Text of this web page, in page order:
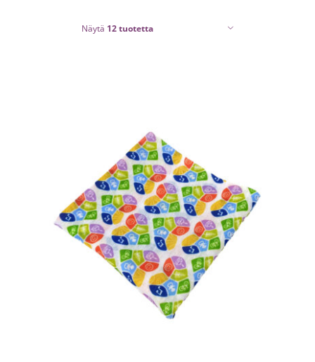
Näytä 12 tuotetta
LISÄÄ OSTOSKORIIN / LISÄTIEDOT